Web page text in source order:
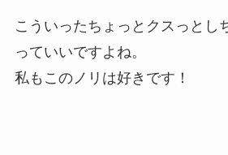
こういったちょっとクスっとし
っていいですよね。
私もこのノリは好きです！